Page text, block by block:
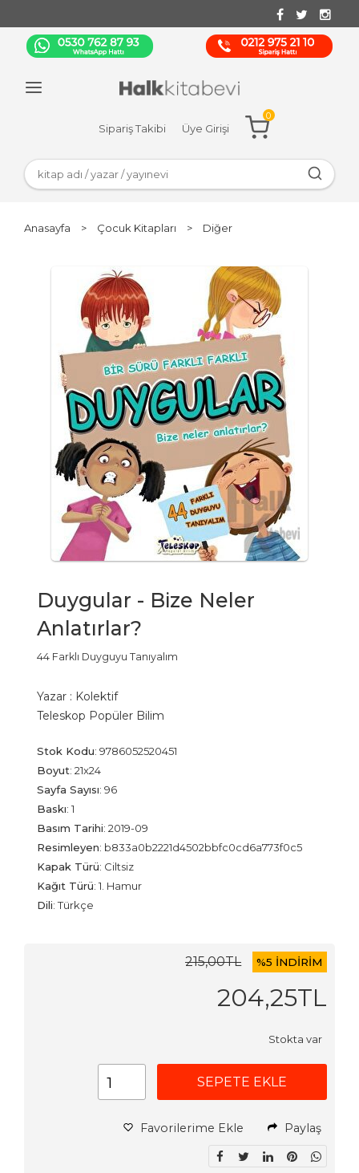
Sipariş Takibi Üye Girişi
0
Anasayfa > Çocuk Kitapları > Diğer
Duygular - Bize Neler
Anlatırlar?
44 Farklı Duyguyu Tanıyalım
Yazar : Kolektif
Teleskop Popüler Bilim
Stok Kodu: 9786052520451
Boyut: 21x24
Sayfa Sayısı: 96
Baskı: 1
Basım Tarihi: 2019-09
Resimleyen: b833a0b2221d4502bbfc0cd6a773f0c5
Kapak Türü: Ciltsiz
Kağıt Türü: 1. Hamur
Dili:Türkçe
215,00TL %5 İNDİRİM
204,25TL
Stokta var
SEPETE EKLE
Favorilerime Ekle Paylaş